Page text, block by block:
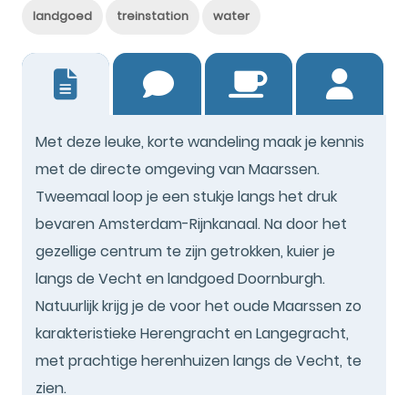
landgoed treinstation water
Met deze leuke, korte wandeling maak je kennis
met de directe omgeving van Maarssen.
Tweemaal loop je een stukje langs het druk
bevaren Amsterdam-Rijnkanaal. Na door het
gezellige centrum te zijn getrokken, kuier je
langs de Vecht en landgoed Doornburgh.
Natuurlijk krijg je de voor het oude Maarssen zo
karakteristieke Herengracht en Langegracht,
met prachtige herenhuizen langs de Vecht, te
zien.